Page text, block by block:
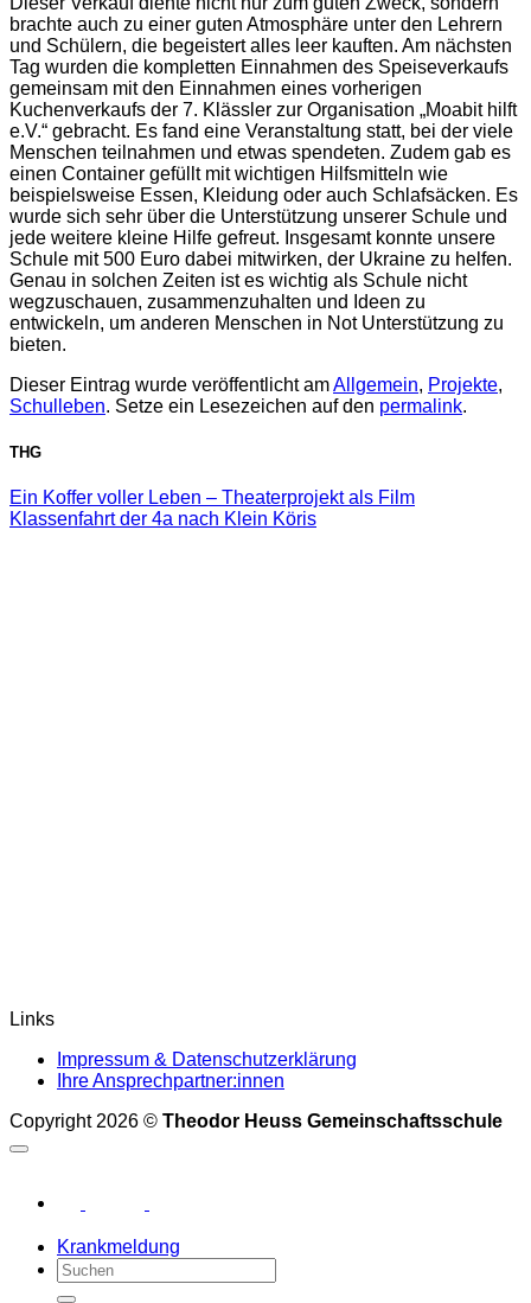
brachte auch zu einer guten Atmosphäre unter den Lehrern
und Schülern, die begeistert alles leer kauften. Am nächsten
Tag wurden die kompletten Einnahmen des Speiseverkaufs
gemeinsam mit den Einnahmen eines vorherigen
Kuchenverkaufs der 7. Klässler zur Organisation „Moabit hilft
e.V.“ gebracht. Es fand eine Veranstaltung statt, bei der viele
Menschen teilnahmen und etwas spendeten. Zudem gab es
einen Container gefüllt mit wichtigen Hilfsmitteln wie
beispielsweise Essen, Kleidung oder auch Schlafsäcken. Es
wurde sich sehr über die Unterstützung unserer Schule und
jede weitere kleine Hilfe gefreut. Insgesamt konnte unsere
Schule mit 500 Euro dabei mitwirken, der Ukraine zu helfen.
Genau in solchen Zeiten ist es wichtig als Schule nicht
wegzuschauen, zusammenzuhalten und Ideen zu
entwickeln, um anderen Menschen in Not Unterstützung zu
bieten.
Dieser Eintrag wurde veröffentlicht amAllgemein, Projekte,
Schulleben. Setze ein Lesezeichen auf den permalink.
THG
Ein Koffer voller Leben – Theaterprojekt als Film
Klassenfahrt der 4a nach Klein Köris
Links
Impressum & Datenschutzerklärung
Ihre Ansprechpartner:innen
Copyright 2026 © Theodor Heuss Gemeinschaftsschule
Krankmeldung